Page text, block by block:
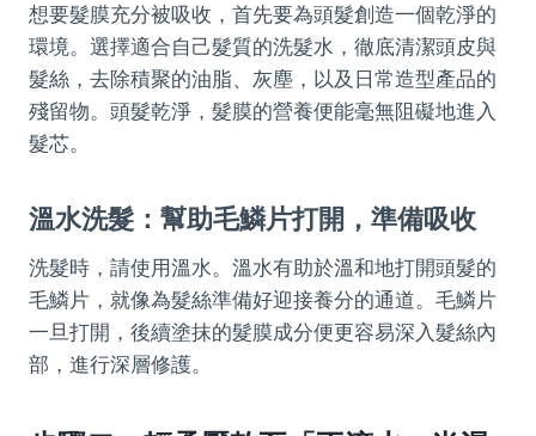
想要髮膜充分被吸收，首先要為頭髮創造一個乾淨的
環境。選擇適合自己髮質的洗髮水，徹底清潔頭皮與
髮絲，去除積聚的油脂、灰塵，以及日常造型產品的
殘留物。頭髮乾淨，髮膜的營養便能毫無阻礙地進入
髮芯。
溫水洗髮：幫助毛鱗片打開，準備吸收
洗髮時，請使用溫水。溫水有助於溫和地打開頭髮的
毛鱗片，就像為髮絲準備好迎接養分的通道。毛鱗片
一旦打開，後續塗抹的髮膜成分便更容易深入髮絲內
部，進行深層修護。